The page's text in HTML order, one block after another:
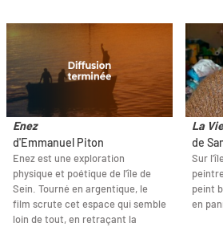
Enez
d'Emmanuel Piton
Enez est une exploration
physique et poétique de l'île de
Sein. Tourné en argentique, le
film scrute cet espace qui semble
loin de tout, en retraçant la
La
de
Sur
peint
en